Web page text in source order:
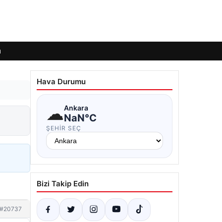
#20737
Hava Durumu
☁Ankara
NaN°C
ŞEHIR SEÇ
Bizi Takip Edin